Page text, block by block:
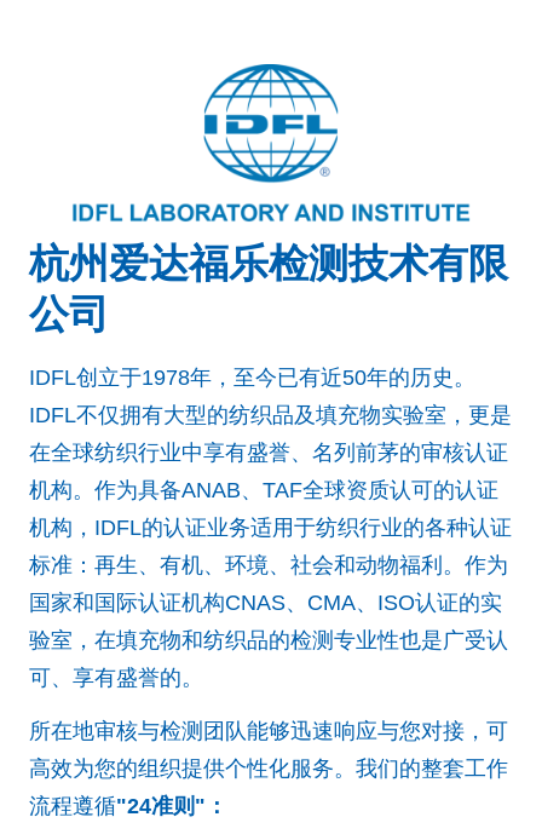
杭州爱达福乐检测技术有限
公司
IDFL创立于1978年，至今已有近50年的历史。
IDFL不仅拥有大型的纺织品及填充物实验室，更是
在全球纺织行业中享有盛誉、名列前茅的审核认证
机构。作为具备ANAB、TAF全球资质认可的认证
机构，IDFL的认证业务适用于纺织行业的各种认证
标准：再生、有机、环境、社会和动物福利。作为
国家和国际认证机构CNAS、CMA、ISO认证的实
验室，在填充物和纺织品的检测专业性也是广受认
可、享有盛誉的。
所在地审核与检测团队能够迅速响应与您对接，可
高效为您的组织提供个性化服务。我们的整套工作
流程遵循"24准则"：